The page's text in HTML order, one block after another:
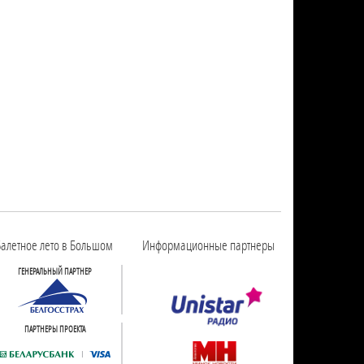
лето в Большом
ГЕНЕРАЛЬНЫЙ ПАРТНЕР
ПАРТНЕРЫ ПРОЕКТА
Информационные партнеры